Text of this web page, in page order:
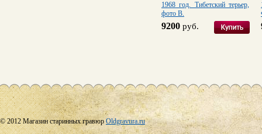
1968 год. Тибетский терьер,
фото В.
9200 руб.
© 2012 Магазин старинных гравюрOldgravura.ru